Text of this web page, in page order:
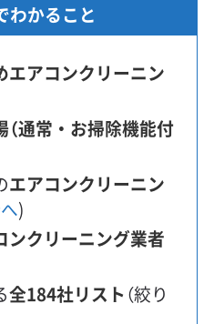
わかること
エアコンクリーニン
（通常・お掃除機能付
エアコンクリーニン
)
ンクリーニング業者
全184社リスト （絞り